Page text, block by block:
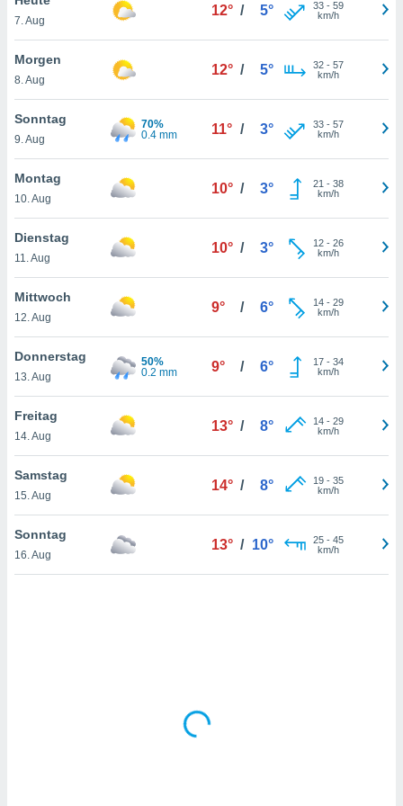
oder
Partner
es uns
das
der
Profil zu
Ihnen
finden
. Sie
jederzeit
Rand
7. Aug
12° / 5° 33- 59
km/h
Morgen
8. Aug
12° / 5° 32- 57
km/h
Sonntag
9. Aug
70%
0.4 mm
11° / 3° 33- 57
km/h
Montag
10. Aug
10° / 3° 21 - 38
km/h
Dienstag
11. Aug
10° / 3° 12- 26
km/h
Mittwoch
12. Aug
9° / 6° 14- 29
km/h
Donnerstag
13. Aug
50%
0.2 mm
9° / 6° 17- 34
km/h
Freitag
14. Aug
13° / 8° 14- 29
km/h
Samstag
15. Aug
14° / 8° 19- 35
km/h
Sonntag
16. Aug
13° / 10° 25- 45
km/h